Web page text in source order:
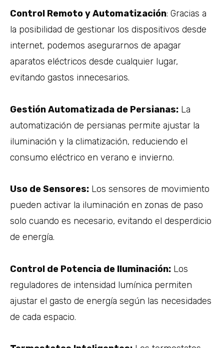
Control Remoto y Automatización: Gracias a
la posibilidad de gestionar los dispositivos desde
internet, podemos asegurarnos de apagar
aparatos eléctricos desde cualquier lugar,
evitando gastos innecesarios.
Gestión Automatizada de Persianas: La
automatización de persianas permite ajustar la
iluminación y la climatización, reduciendo el
consumo eléctrico en verano e invierno.
Uso de Sensores: Los sensores de movimiento
pueden activar la iluminación en zonas de paso
solo cuando es necesario, evitando el desperdicio
de energía.
Control de Potencia de Iluminación: Los
reguladores de intensidad lumínica permiten
ajustar el gasto de energía según las necesidades
de cada espacio.